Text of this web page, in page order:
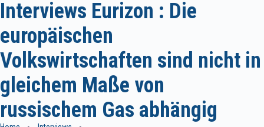
Interviews Eurizon : Die
europäischen
Volkswirtschaften sind nicht in
gleichem Maße von
russischem Gas abhängig